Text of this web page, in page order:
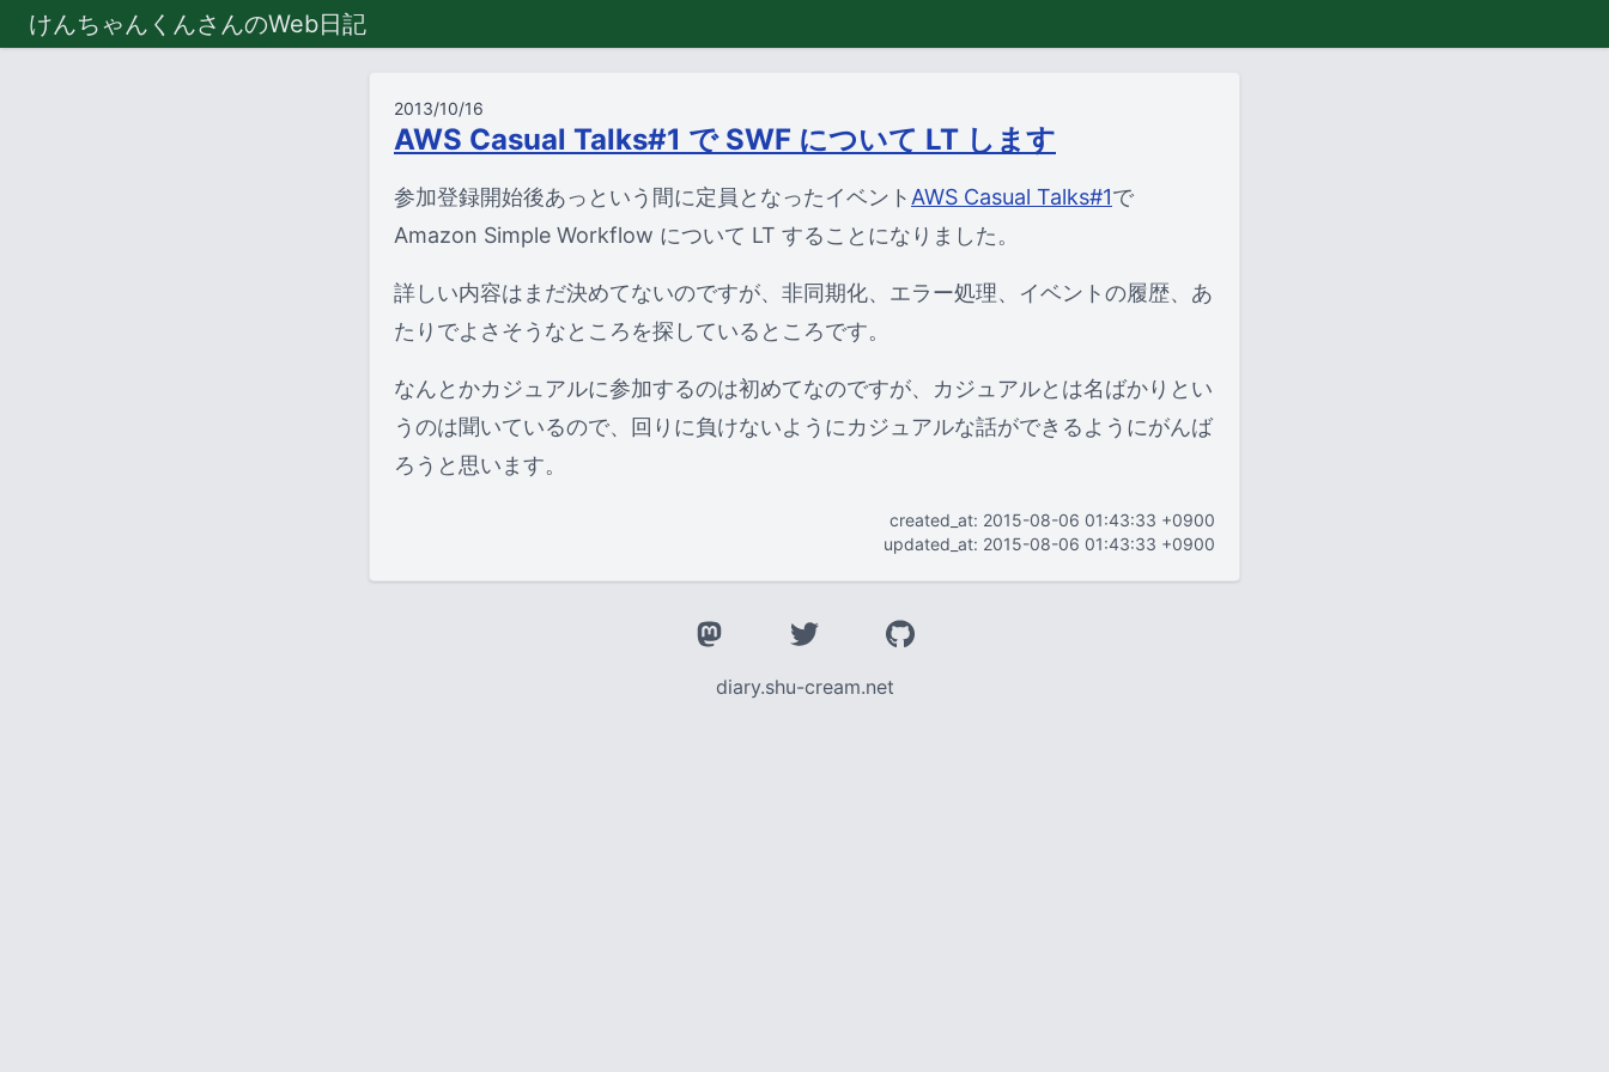
けんちゃんくんさんのWeb日記
2013/10/16
AWS Casual Talks#1 で SWF について LT します
参加登録開始後あっという間に定員となったイベント AWS Casual Talks#1で
Amazon Simple Workflow について LT することになりました。
詳しい内容はまだ決めてないのですが、非同期化、エラー処理、イベントの履歴、あ
たりでよさそうなところを探しているところです。
なんとかカジュアルに参加するのは初めてなのですが、カジュアルとは名ばかりとい
うのは聞いているので、回りに負けないようにカジュアルな話ができるようにがんば
ろうと思います。
created_at: 2015-08-06 01:43:33 +0900
updated_at: 2015-08-06 01:43:33 +0900
diary.shu-cream.net